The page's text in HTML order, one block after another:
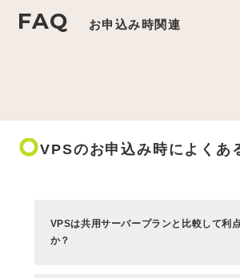
FAQ お申込み時関連
trip_originVPSのお申込み時によくあ
VPSは共用サーバープランと比較して利
か？